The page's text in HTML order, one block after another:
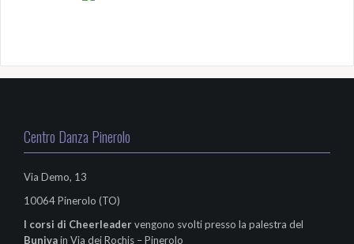
Centro Danza Pinerolo
Via Demo, 13
10064 Pinerolo (TO)
I corsi di Cheerleadervengono svolti presso la palestra del
Bunivain Via dei Rochis – Pinerolo